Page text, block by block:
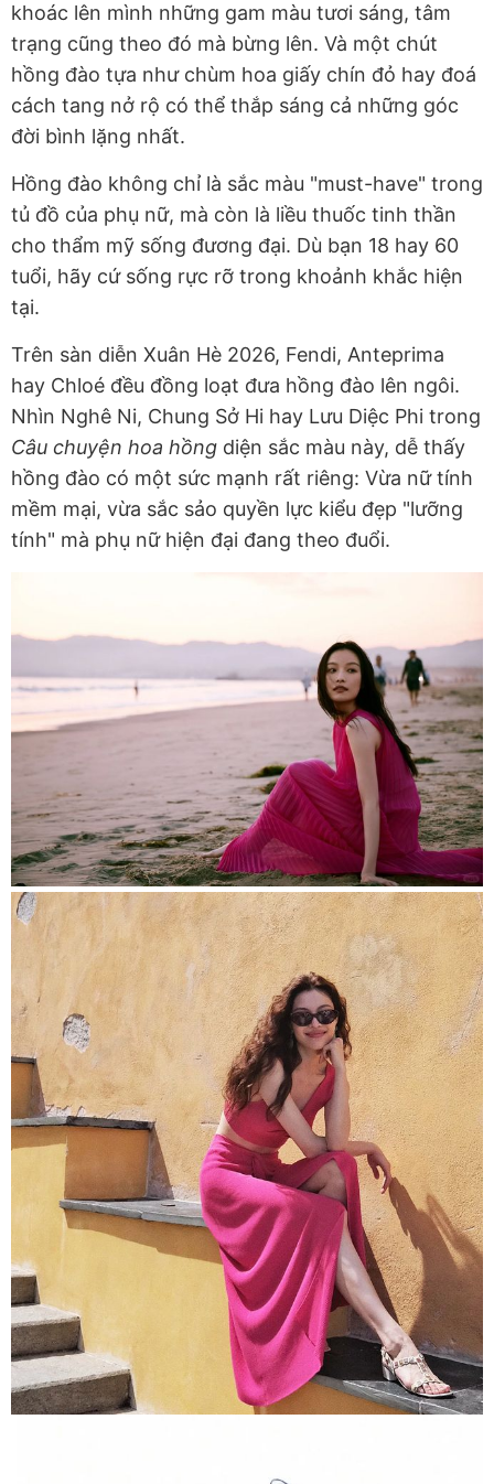
khoác lên mình những gam màu tươi sáng, tâm
trạng cũng theo đó mà bừng lên. Và một chút
hồng đào tựa như chùm hoa giấy chín đỏ hay đoá
cách tang nở rộ có thể thắp sáng cả những góc
đời bình lặng nhất.
Hồng đào không chỉ là sắc màu "must-have" trong
tủ đồ của phụ nữ, mà còn là liều thuốc tinh thần
cho thẩm mỹ sống đương đại. Dù bạn 18 hay 60
tuổi, hãy cứ sống rực rỡ trong khoảnh khắc hiện
tại.
Trên sàn diễn Xuân Hè 2026, Fendi, Anteprima
hay Chloé đều đồng loạt đưa hồng đào lên ngôi.
Nhìn Nghê Ni, Chung Sở Hi hay Lưu Diệc Phi trong
Câu chuyện hoa hồng diện sắc màu này, dễ thấy
hồng đào có một sức mạnh rất riêng: Vừa nữ tính
mềm mại, vừa sắc sảo quyền lực kiểu đẹp "lưỡng
tính" mà phụ nữ hiện đại đang theo đuổi.